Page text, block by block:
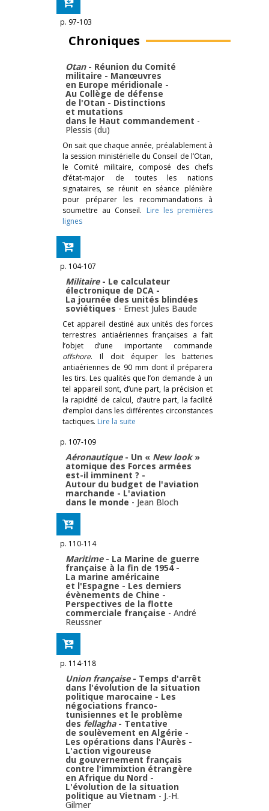
p. 97-103
Chroniques
Otan - Réunion du Comité
militaire - Manœuvres
en Europe méridionale -
Au Collège de défense
de l'Otan - Distinctions
et mutations
dans le Haut commandement -
Plessis (du)
On sait que chaque année, préalablement à
la session ministérielle du Conseil de l’Otan,
le Comité militaire, composé des chefs
d’état-major de toutes les nations
signataires, se réunit en séance plénière
pour préparer les recommandations à
soumettre au Conseil. Lire les premières
lignes
p. 104-107
Militaire - Le calculateur
électronique de DCA -
La journée des unités blindées
soviétiques - Ernest Jules Baude
Cet appareil destiné aux unités des forces
terrestres antiaériennes françaises a fait
l’objet d’une importante commande
offshore. Il doit équiper les batteries
antiaériennes de 90 mm dont il préparera
les tirs. Les qualités que l’on demande à un
tel appareil sont, d’une part, la précision et
la rapidité de calcul, d’autre part, la facilité
d’emploi dans les différentes circonstances
tactiques. Lire la suite
p. 107-109
Aéronautique - Un « New look»
atomique des Forces armées
est-il imminent ? -
Autour du budget de l'aviation
marchande - L'aviation
dans le monde - Jean Bloch
p. 110-114
Maritime - La Marine de guerre
française à la fin de 1954 -
La marine américaine
et l'Espagne - Les derniers
évènements de Chine -
Perspectives de la flotte
commerciale française - André
Reussner
p. 114-118
Union française- Temps d'arrêt
dans l'évolution de la situation
politique marocaine - Les
négociations franco-
tunisiennes et le problème
des fellagha - Tentative
de soulèvement en Algérie -
Les opérations dans l'Aurès -
L'action vigoureuse
du gouvernement français
contre l'immixtion étrangère
en Afrique du Nord -
L'évolution de la situation
politique au Vietnam - J.-H.
Gilmer